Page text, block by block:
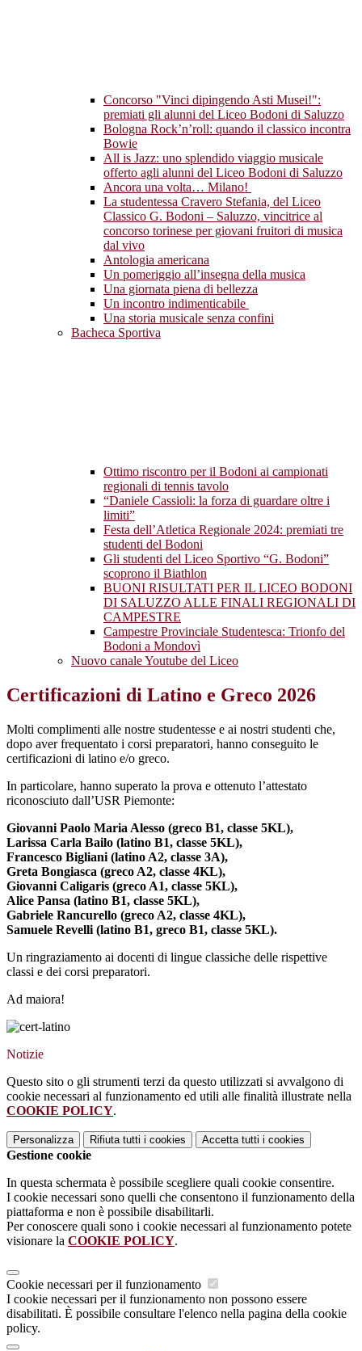
Concorso "Vinci dipingendo Asti Musei!":
premiati gli alunni del Liceo Bodoni di Saluzzo
Bologna Rock’n’roll: quando il classico incontra
Bowie
All is Jazz: uno splendido viaggio musicale
offerto agli alunni del Liceo Bodoni di Saluzzo
Ancora una volta… Milano!
La studentessa Cravero Stefania, del Liceo
Classico G. Bodoni – Saluzzo, vincitrice al
concorso torinese per giovani fruitori di musica
dal vivo
Antologia americana
Un pomeriggio all’insegna della musica
Una giornata piena di bellezza
Un incontro indimenticabile
Una storia musicale senza confini
Bacheca Sportiva
Ottimo riscontro per il Bodoni ai campionati
regionali di tennis tavolo
“Daniele Cassioli: la forza di guardare oltre i
limiti”
Festa dell’Atletica Regionale 2024: premiati tre
studenti del Bodoni
Gli studenti del Liceo Sportivo “G. Bodoni”
scoprono il Biathlon
BUONI RISULTATI PER IL LICEO BODONI
DI SALUZZO ALLE FINALI REGIONALI DI
CAMPESTRE
Campestre Provinciale Studentesca: Trionfo del
Bodoni a Mondovì
Nuovo canale Youtube del Liceo
Certificazioni di Latino e Greco 2026
Molti complimenti alle nostre studentesse e ai nostri studenti che,
dopo aver frequentato i corsi preparatori, hanno conseguito le
certificazioni di latino e/o greco.
In particolare, hanno superato la prova e ottenuto l’attestato
riconosciuto dall’USR Piemonte:
Giovanni Paolo Maria Alesso (greco B1, classe 5KL),
Larissa Carla Bailo (latino B1, classe 5KL),
Francesco Bigliani (latino A2, classe 3A),
Greta Bongiasca (greco A2, classe 4KL),
Giovanni Caligaris (greco A1, classe 5KL),
Alice Pansa (latino B1, classe 5KL),
Gabriele Rancurello (greco A2, classe 4KL),
Samuele Revelli (latino B1, greco B1, classe 5KL).
Un ringraziamento ai docenti di lingue classiche delle rispettive
classi e dei corsi preparatori.
Ad maiora!
Notizie
Questo sito o gli strumenti terzi da questo utilizzati si avvalgono di
cookie necessari al funzionamento ed utili alle finalità illustrate nella
COOKIE POLICY.
Personalizza Rifiuta tutti i cookies Accetta tutti i cookies
Gestione cookie
In questa schermata è possibile scegliere quali cookie consentire.
I cookie necessari sono quelli che consentono il funzionamento della
piattaforma e non è possibile disabilitarli.
Per conoscere quali sono i cookie necessari al funzionamento potete
visionare la COOKIE POLICY.
Cookie necessari per il funzionamento
I cookie necessari per il funzionamento non possono essere
disabilitati. È possibile consultare l'elenco nella pagina della cookie
policy.